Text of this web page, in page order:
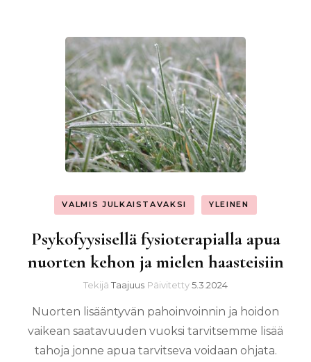
VALMIS JULKAISTAVAKSI YLEINEN
Psykofyysisellä fysioterapialla apua
nuorten kehon ja mielen haasteisiin
Tekijä Taajuus Päivitetty5.3.2024
Nuorten lisääntyvän pahoinvoinnin ja hoidon
vaikean saatavuuden vuoksi tarvitsemme lisää
tahoja jonne apua tarvitseva voidaan ohjata.